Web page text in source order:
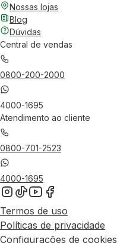
Nossas lojas
Blog
Dúvidas
Central de vendas
0800-200-2000
4000-1695
Atendimento ao cliente
0800-701-2523
4000-1695
Termos de uso
Políticas de privacidade
Configurações de cookies